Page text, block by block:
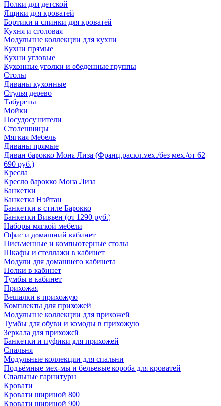
Полки для детской
Ящики для кроватей
Бортики и спинки для кроватей
Кухня и столовая
Модульные коллекции для кухни
Кухни прямые
Кухни угловые
Кухонные уголки и обеденные группы
Столы
Диваны кухонные
Стулья дерево
Табуреты
Мойки
Посудосушители
Столешницы
Мягкая Мебель
Диваны прямые
Диван барокко Мона Лиза (Франц.раскл.мех./без мех./от 62
690 руб.)
Кресла
Кресло барокко Мона Лиза
Банкетки
Банкетка Нэйтан
Банкетки в стиле Барокко
Банкетки Вивьен (от 1290 руб.)
Наборы мягкой мебели
Офис и домашний кабинет
Письменные и компьютерные столы
Шкафы и стеллажи в кабинет
Модули для домашнего кабинета
Полки в кабинет
Тумбы в кабинет
Прихожая
Вешалки в прихожую
Комплекты для прихожей
Модульные коллекции для прихожей
Тумбы для обуви и комоды в прихожую
Зеркала для прихожей
Банкетки и пуфики для прихожей
Спальня
Модульные коллекции для спальни
Подъёмные мех-мы и бельевые короба для кроватей
Спальные гарнитуры
Кровати
Кровати шириной 800
Кровати шириной 900